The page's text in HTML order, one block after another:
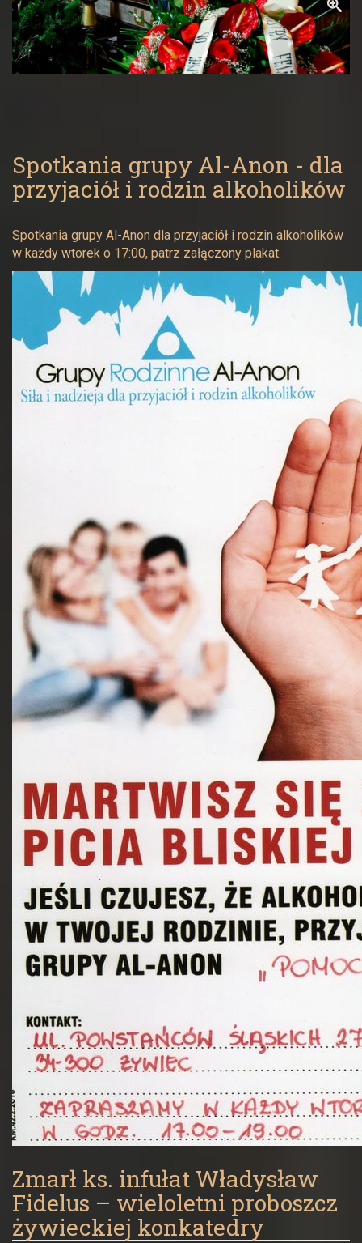
Spotkania grupy Al-Anon - dla
przyjaciół i rodzin alkoholików
Spotkania grupy Al-Anon dla przyjaciół i rodzin alkoholików
w każdy wtorek o 17:00, patrz załączony plakat.
Zmarł ks. infułat Władysław
Fidelus – wieloletni proboszcz
żywieckiej konkatedry